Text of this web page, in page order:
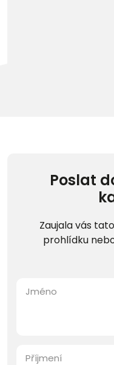
Poslat
Zaujala vás
prohlídku
Jméno
Příjmení